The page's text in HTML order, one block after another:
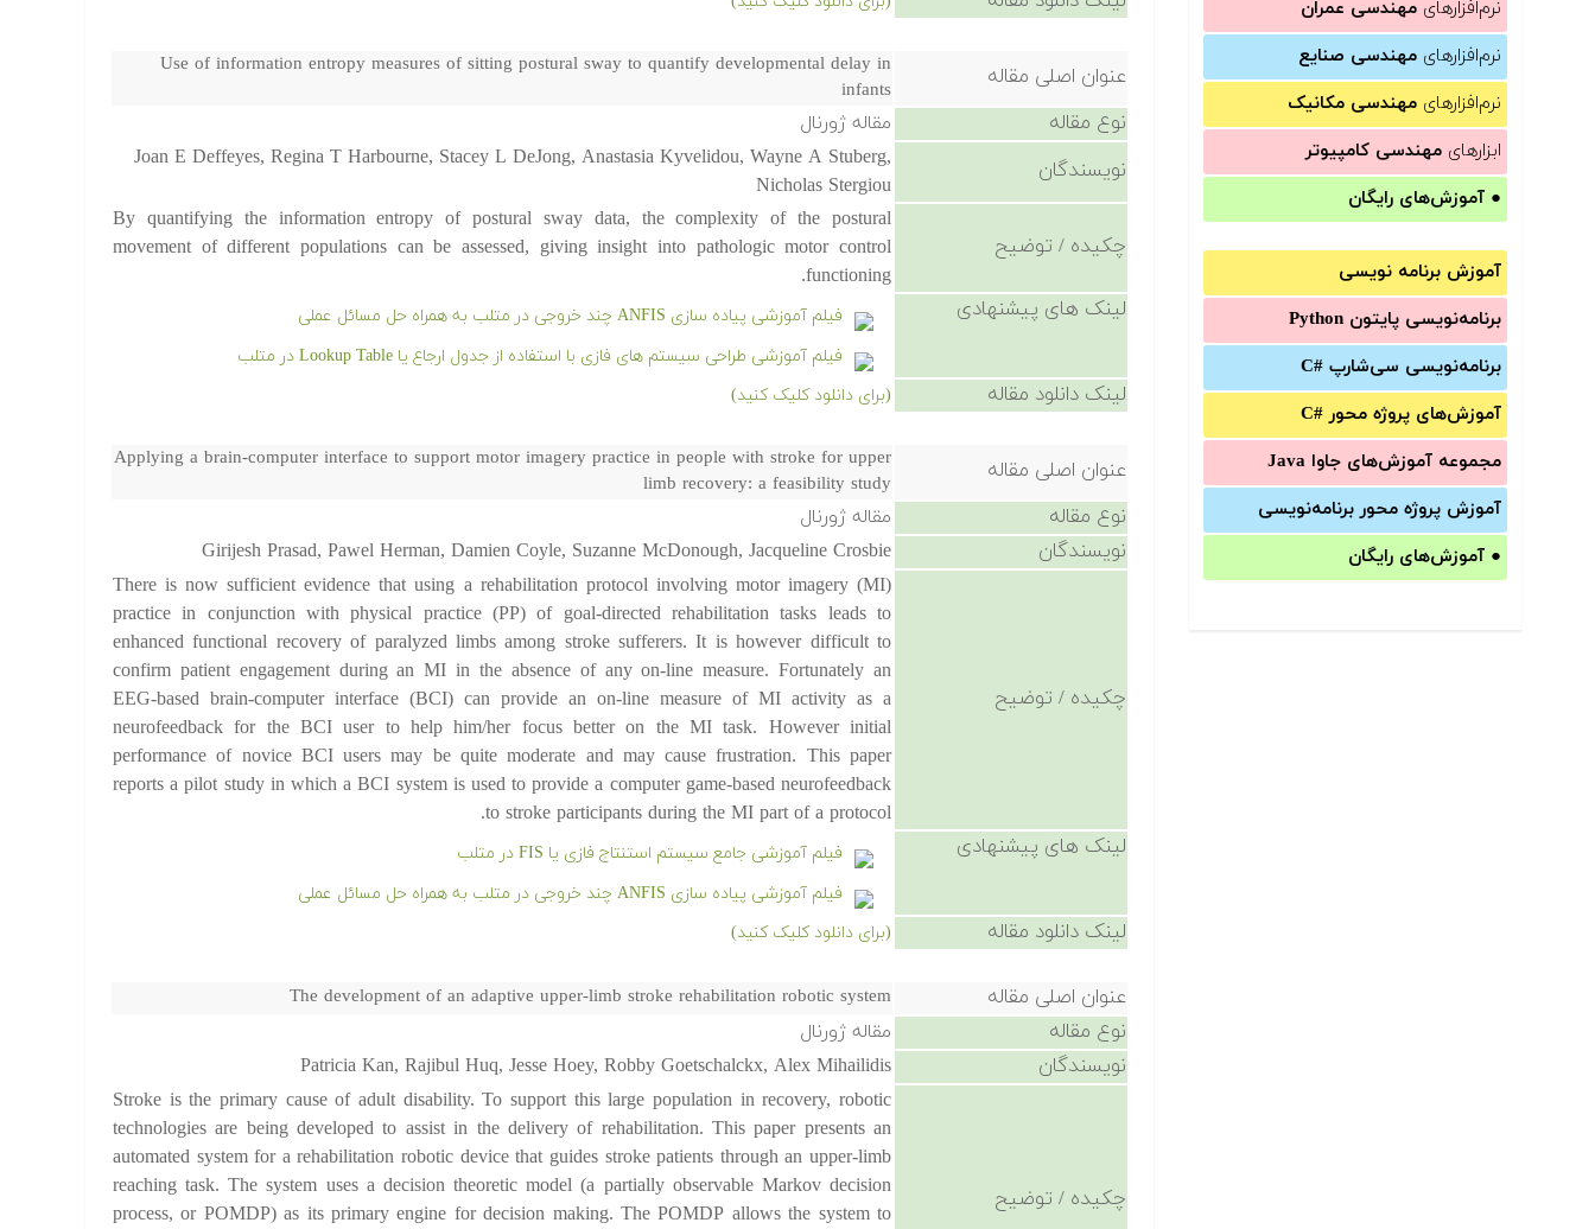
نرم‌افزارهای مهندسی عمران
نرم‌افزارهای مهندسی صنایع
نرم‌افزارهای مهندسی مکانیک
ابزارهای مهندسی کامپیوتر
● آموزش‌های رایگان
آموزش برنامه نویسی
برنامه‌نویسی پایتون Python
برنامه‌‌نویسی سی‌شارپ C#‎
آموزش‌های پروژه محور #C
مجموعه آموزش‌های جاوا Java
آموزش‌ پروژه محور برنامه‌نویسی
● آموزش‌های رایگان
عنوان اصلی مقاله
Use of information entropy measures of sitting postural sway to quantify developmental delay in
infants
نوع مقاله مقاله ژورنال
نویسندگان
Joan E Deffeyes, Regina T Harbourne, Stacey L DeJong, Anastasia Kyvelidou, Wayne A Stuberg,
Nicholas Stergiou
چکیده / توضیح
By quantifying the information entropy of postural sway data, the complexity of the postural
movement of different populations can be assessed, giving insight into pathologic motor control
functioning.
لینک های پیشنهادی
فیلم آموزشی پیاده سازی ANFIS چند خروجی در متلب به همراه حل مسائل عملی
فیلم آموزشی طراحی سیستم های فازی با استفاده از جدول ارجاع یا Lookup Table در متلب
لینک دانلود مقاله (برای دانلود کلیک کنید)
عنوان اصلی مقاله
Applying a brain-computer interface to support motor imagery practice in people with stroke for upper
limb recovery: a feasibility study
نوع مقاله مقاله ژورنال
نویسندگان Girijesh Prasad, Pawel Herman, Damien Coyle, Suzanne McDonough, Jacqueline Crosbie
چکیده / توضیح
There is now sufficient evidence that using a rehabilitation protocol involving motor imagery (MI)
practice in conjunction with physical practice (PP) of goal-directed rehabilitation tasks leads to
enhanced functional recovery of paralyzed limbs among stroke sufferers. It is however difficult to
confirm patient engagement during an MI in the absence of any on-line measure. Fortunately an
EEG-based brain-computer interface (BCI) can provide an on-line measure of MI activity as a
neurofeedback for the BCI user to help him/her focus better on the MI task. However initial
performance of novice BCI users may be quite moderate and may cause frustration. This paper
reports a pilot study in which a BCI system is used to provide a computer game-based neurofeedback
to stroke participants during the MI part of a protocol.
لینک های پیشنهادی
فیلم آموزشی جامع سیستم استنتاج فازی یا FIS در متلب
فیلم آموزشی پیاده سازی ANFIS چند خروجی در متلب به همراه حل مسائل عملی
لینک دانلود مقاله (برای دانلود کلیک کنید)
عنوان اصلی مقاله The development of an adaptive upper-limb stroke rehabilitation robotic system
نوع مقاله مقاله ژورنال
نویسندگان Patricia Kan, Rajibul Huq, Jesse Hoey, Robby Goetschalckx, Alex Mihailidis
چکیده / توضیح
Stroke is the primary cause of adult disability. To support this large population in recovery, robotic
technologies are being developed to assist in the delivery of rehabilitation. This paper presents an
automated system for a rehabilitation robotic device that guides stroke patients through an upper-limb
reaching task. The system uses a decision theoretic model (a partially observable Markov decision
process, or POMDP) as its primary engine for decision making. The POMDP allows the system to